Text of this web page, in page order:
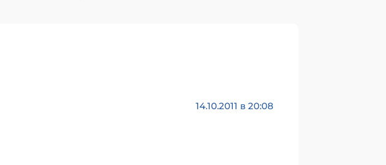
14.10.2011 в 20:08